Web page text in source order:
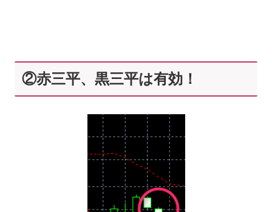
②赤三平、黒三平は有効！